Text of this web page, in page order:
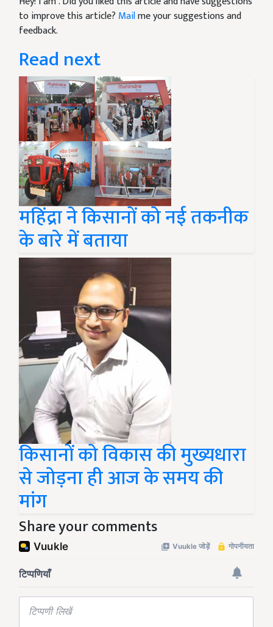
to improve this article? Mailme your suggestions and
feedback.
Read next
महिंद्रा ने किसानों को नई तकनीक
के बारे में बताया
किसानों को विकास की मुख्यधारा
से जोड़ना ही आज के समय की
मांग
Share your comments